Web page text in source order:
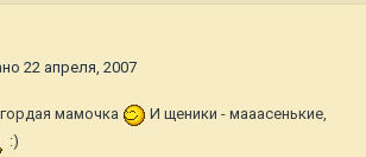
22 апреля, 2007
мамочка
И щеники - мааасенькие,
:)